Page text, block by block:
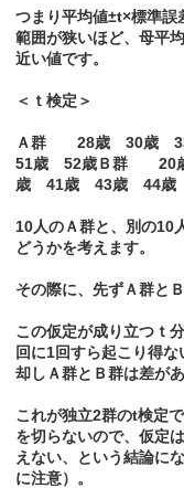
つまり平均値±t×標準
範囲が狭いほど、母平
近い値です。
＜ｔ検定＞
Ａ群 28歳 30歳
51歳 52歳Ｂ群 20
歳 41歳 43歳 44歳
10人のＡ群と、別の10
どうかを考えます。
その際に、先ずＡ群と
この仮定が成り立つｔ
回に1回すら起こり得
却しＡ群とＢ群は差が
これが独立2群のt検定
を切らないので、仮定
えない、という結論に
に注意）。